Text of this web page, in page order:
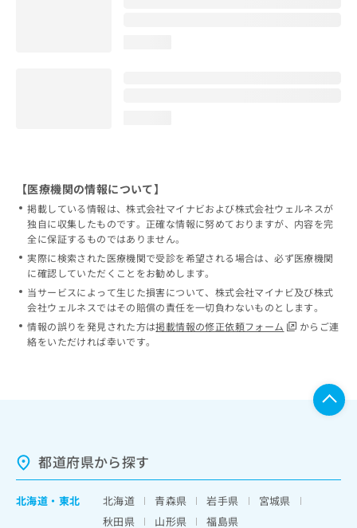
【医療機関の情報について】
掲載している情報は、株式会社マイナビおよび株式会社ウェルネスが
独自に収集したものです。正確な情報に努めておりますが、内容を完
全に保証するものではありません。
実際に検索された医療機関で受診を希望される場合は、必ず医療機関
に確認していただくことをお勧めします。
当サービスによって生じた損害について、株式会社マイナビ及び株式
会社ウェルネスではその賠償の責任を一切負わないものとします。
情報の誤りを発見された方は掲載情報の修正依頼フォーム
からご連
絡をいただければ幸いです。
都道府県から探す
北海道 ・ 東北 北海道 青森県 岩手県
宮城県
秋田県
山形県
福島県